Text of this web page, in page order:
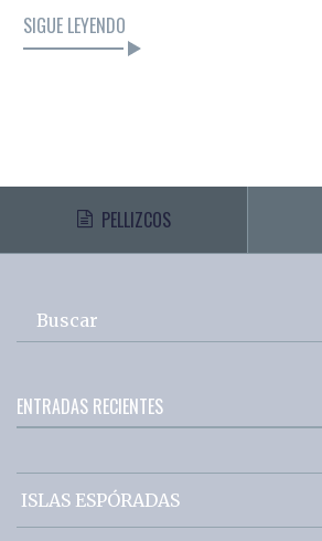
SIGUE LEYENDO
PELLIZCOS
Buscar
ENTRADAS RECIENTES
ISLAS ESPÓRADAS